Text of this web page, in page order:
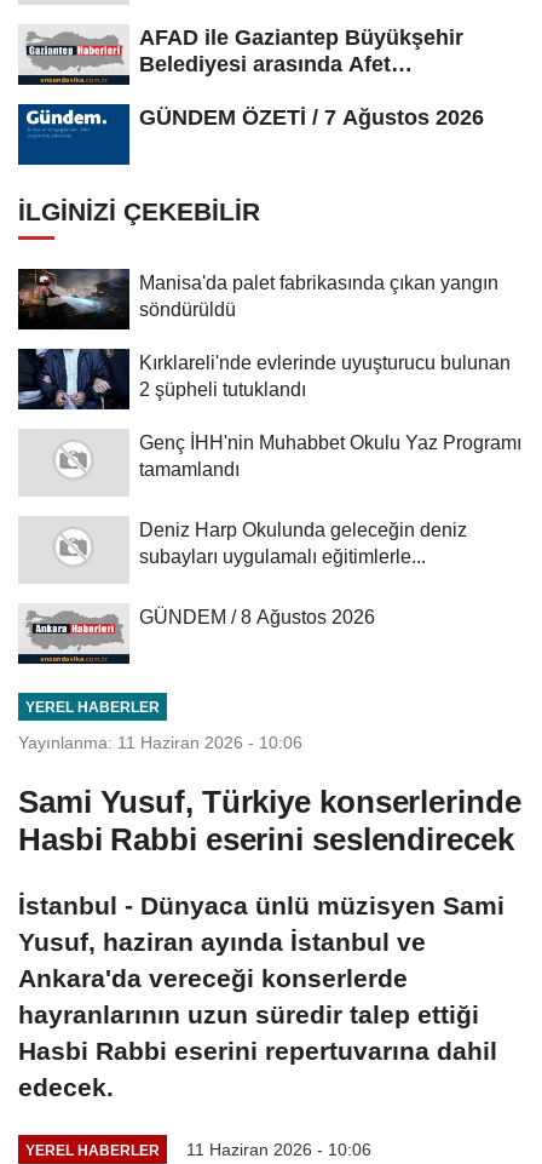
AFAD ile Gaziantep Büyükşehir
Belediyesi arasında Afet
GÜNDEM ÖZETİ / 7 Ağustos 2026
İLGINIZI ÇEKEBILIR
Manisa'da palet fabrikasında çıkan yangın
söndürüldü
Kırklareli'nde evlerinde uyuşturucu bulunan
2 şüpheli tutuklandı
Genç İHH'nin Muhabbet Okulu Yaz Programı
tamamlandı
Deniz Harp Okulunda geleceğin deniz
subayları uygulamalı eğitimlerle...
GÜNDEM / 8 Ağustos 2026
YEREL HABERLER
Yayınlanma: 11 Haziran 2026 - 10:06
Sami Yusuf, Türkiye konserlerinde
Hasbi Rabbi eserini seslendirecek
İstanbul - Dünyaca ünlü müzisyen Sami
Yusuf, haziran ayında İstanbul ve
Ankara'da vereceği konserlerde
hayranlarının uzun süredir talep ettiği
Hasbi Rabbi eserini repertuvarına dahil
edecek.
YEREL HABERLER 11 Haziran 2026 - 10:06